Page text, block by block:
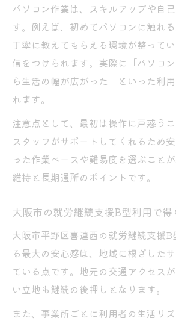
安心して通所できる環境づ
就労継続支援B型の利用者
大阪市の就労継続支援B型
生活リズムを整える大阪B型作
チ
の支援
大阪市B型作業所で習慣化
規則正しい生活を支えるB型
作業内容と生活リズムの両
就労継続支援B型が支える毎日
感
達成感を得られる就労継続
毎日安心して通所できるB型
就労継続支援B型で積み重
パソコン作業は、スキルアップや自
す。例えば、初めてパソコンに触れ
丁寧に教えてもらえる環境が整って
信をつけられます。実際に「パソコ
ら生活の幅が広がった」といった利
れます。
注意点として、最初は操作に戸惑うこ
スタッフがサポートしてくれるため
った作業ペースや難易度を選ぶこと
維持と長期通所のポイントです。
大阪市の就労継続支援B型利用で
大阪市平野区喜連西の就労継続支援B
る最大の安心感は、地域に根ざした
ている点です。地元の交通アクセス
い立地も継続の後押しとなります。
また、事業所ごとに利用者の生活リ